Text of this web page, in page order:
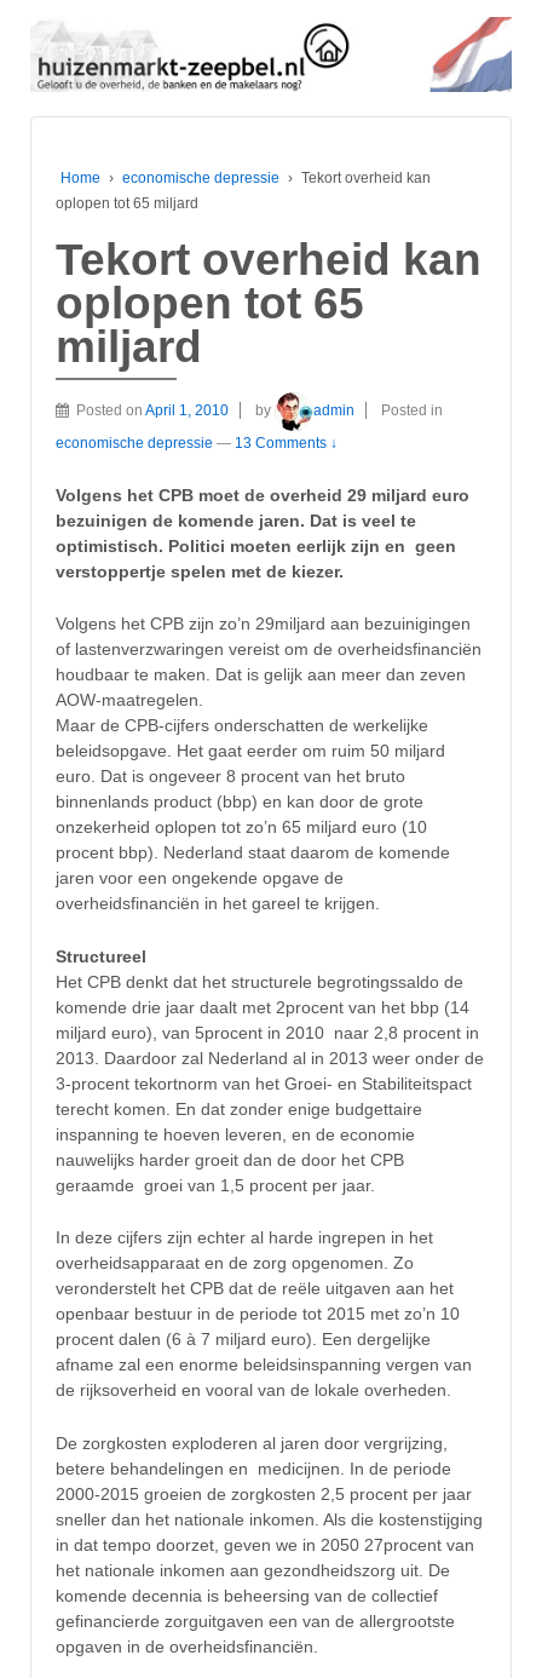
Home › economische depressie › Tekort overheid kan
oplopen tot 65 miljard
Tekort overheid kan
oplopen tot 65
miljard
Posted on April 1, 2010 by admin
Posted in
economische depressie — 13 Comments ↓
Volgens het CPB moet de overheid 29 miljard euro
bezuinigen de komende jaren. Dat is veel te
optimistisch. Politici moeten eerlijk zijn en geen
verstoppertje spelen met de kiezer.
Volgens het CPB zijn zo’n 29miljard aan bezuinigingen
of lastenverzwaringen vereist om de overheidsfinanciën
houdbaar te maken. Dat is gelijk aan meer dan zeven
AOW-maatregelen.
Maar de CPB-cijfers onderschatten de werkelijke
beleidsopgave. Het gaat eerder om ruim 50 miljard
euro. Dat is ongeveer 8 procent van het bruto
binnenlands product (bbp) en kan door de grote
onzekerheid oplopen tot zo’n 65 miljard euro (10
procent bbp). Nederland staat daarom de komende
jaren voor een ongekende opgave de
overheidsfinanciën in het gareel te krijgen.
Structureel
Het CPB denkt dat het structurele begrotingssaldo de
komende drie jaar daalt met 2procent van het bbp (14
miljard euro), van 5procent in 2010 naar 2,8 procent in
2013. Daardoor zal Nederland al in 2013 weer onder de
3-procent tekortnorm van het Groei- en Stabiliteitspact
terecht komen. En dat zonder enige budgettaire
inspanning te hoeven leveren, en de economie
nauwelijks harder groeit dan de door het CPB
geraamde groei van 1,5 procent per jaar.
In deze cijfers zijn echter al harde ingrepen in het
overheidsapparaat en de zorg opgenomen. Zo
veronderstelt het CPB dat de reële uitgaven aan het
openbaar bestuur in de periode tot 2015 met zo’n 10
procent dalen (6 à 7 miljard euro). Een dergelijke
afname zal een enorme beleidsinspanning vergen van
de rijksoverheid en vooral van de lokale overheden.
De zorgkosten exploderen al jaren door vergrijzing,
betere behandelingen en medicijnen. In de periode
2000-2015 groeien de zorgkosten 2,5 procent per jaar
sneller dan het nationale inkomen. Als die kostenstijging
in dat tempo doorzet, geven we in 2050 27procent van
het nationale inkomen aan gezondheidszorg uit. De
komende decennia is beheersing van de collectief
gefinancierde zorguitgaven een van de allergrootste
opgaven in de overheidsfinanciën.